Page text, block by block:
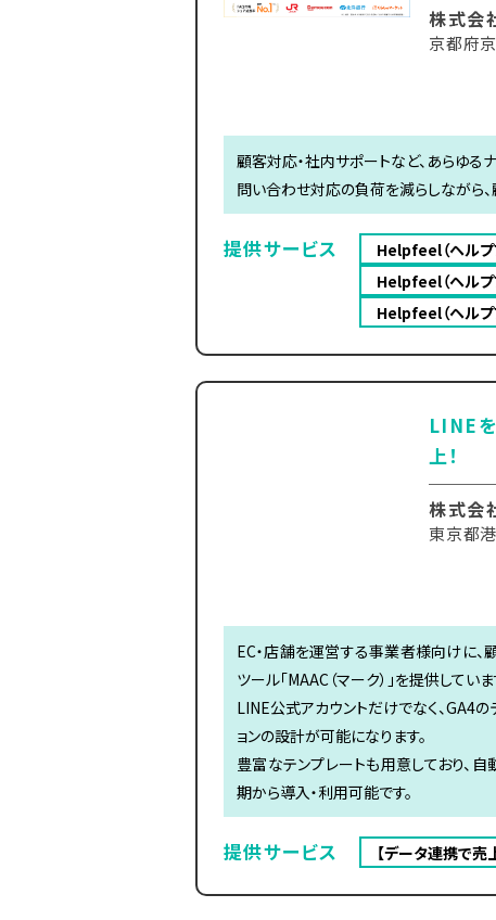
株式
京都府
顧客対応・社内サポートなど、あらゆる
問い合わせ対応の負荷を減らしながら、
提供サービス Helpfeel（ヘルプ
Helpfeel（ヘルプ
Helpfeel（ヘルプ
LINE
上！
株式会
東京都
EC・店舗を運営する事業者様向けに、
ツール「MAAC（マーク）」を提供していま
LINE公式アカウントだけでなく、GA4
ョンの設計が可能になります。
豊富なテンプレートも用意しており、
期から導入・利用可能です。
提供サービス 【データ連携で売